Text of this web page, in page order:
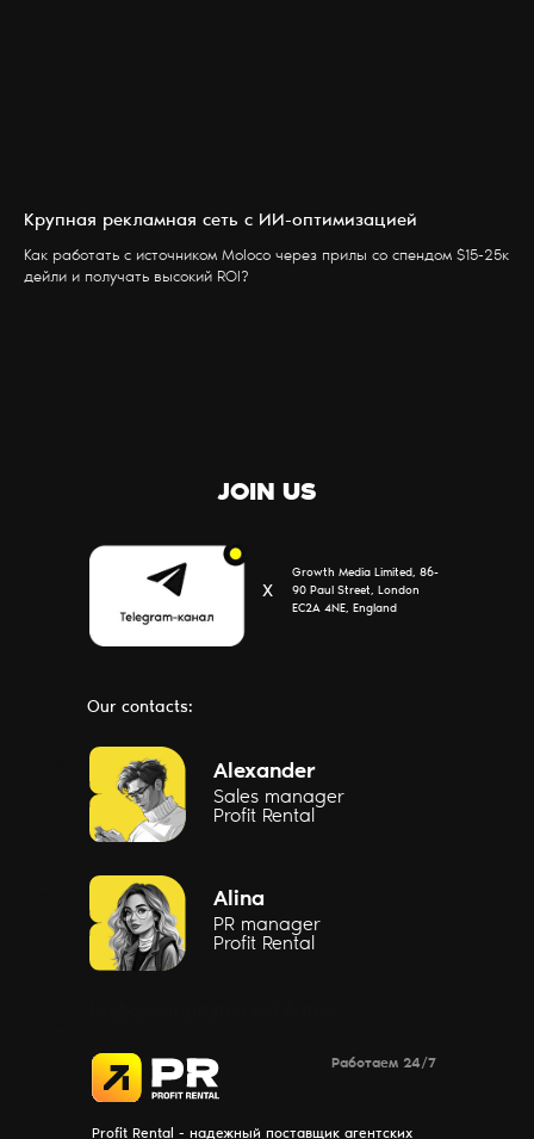
Крупная рекламная сеть с ИИ-оптимизацией
Как работать с источником Moloco через прилы со спендом $15-25к
дейли и получать высокий ROI?
Alexander
Sales manager
Profit Rental
Alina
PR manager
Profit Rental
БЛОГ
УСЛУГИ
Х
JOIN US
Работаем 24/7
Profit Rental - надежный поставщик агентских
Our contacts:
Growth Media Limited, 86-
90 Paul Street, London
EC2A 4NE, England